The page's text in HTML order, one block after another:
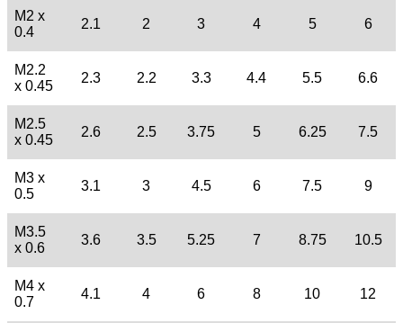
M2 x
0.4
2.1 2 3 4 5 6
M2.2
x 0.45
2.3 2.2 3.3 4.4 5.5 6.6
M2.5
x 0.45
2.6 2.5 3.75 5 6.25 7.5
M3 x
0.5
3.1 3 4.5 6 7.5 9
M3.5
x 0.6
3.6 3.5 5.25 7 8.75 10.5
M4 x
0.7
4.1 4 6 8 10 12